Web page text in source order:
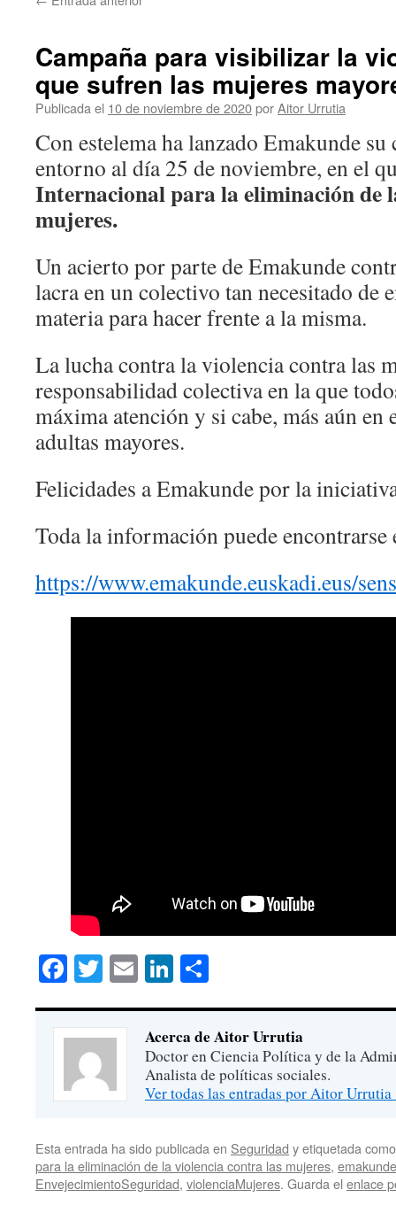
Campaña para visibilizar la
que sufren las mujeres
Publicada el 10 de noviembre de 2020porAitor Urrutia
Con estelema ha lanzado Emakunde su
entorno al día 25 de noviembre, en el
Internacional para la eliminación de
mujeres.
Un acierto por parte de Emakunde
lacra en un colectivo tan necesitado de
materia para hacer frente a la misma.
La lucha contra la violencia contra las
responsabilidad colectiva en la que
máxima atención y si cabe, más aún en
adultas mayores.
Felicidades a Emakunde por la
Toda la información puede encontrarse
https://www.emakunde.euskadi.eus/
Facebook
Twitter
EmailLinkedIn
Acerca de Aitor Urrutia
Doctor en Ciencia Política y de la
Analista de políticas sociales.
Ver todas las entradas por Aitor Urrutia
Esta entrada ha sido publicada en Seguridad y etiquetada
para la eliminación de la violencia contra las mujeres, emakunde
EnvejecimientoSeguridad, violenciaMujeres. Guarda el enlace